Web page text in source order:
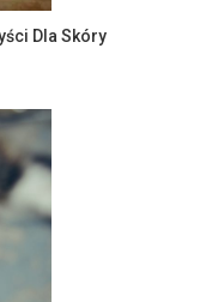
Dla Skóry